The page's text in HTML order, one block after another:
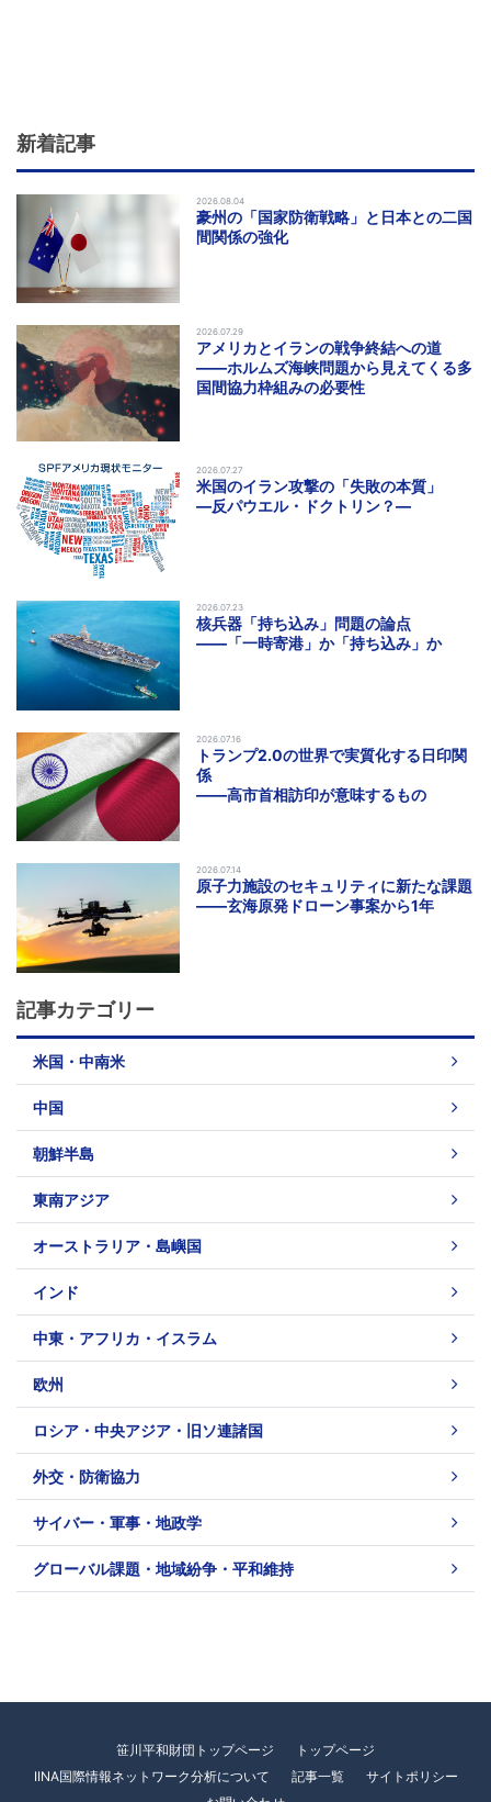
新着記事
2026.08.04
豪州の「国家防衛戦略」と日本との二国
間関係の強化
2026.07.29
アメリカとイランの戦争終結への道
――ホルムズ海峡問題から見えてくる多
国間協力枠組みの必要性
2026.07.27
米国のイラン攻撃の「失敗の本質」
―反パウエル・ドクトリン？―
2026.07.23
核兵器「持ち込み」問題の論点
――「一時寄港」か「持ち込み」か
2026.07.16
トランプ2.0の世界で実質化する日印関
係
――高市首相訪印が意味するもの
2026.07.14
原子力施設のセキュリティに新たな課題
――玄海原発ドローン事案から1年
記事カテゴリー
米国・中南米
中国
朝鮮半島
東南アジア
オーストラリア・島嶼国
インド
中東・アフリカ・イスラム
欧州
ロシア・中央アジア・旧ソ連諸国
外交・防衛協力
サイバー・軍事・地政学
グローバル課題・地域紛争・平和維持
笹川平和財団トップページ
トップページ
IINA国際情報ネットワーク分析について
記事一覧
サイトポリシー